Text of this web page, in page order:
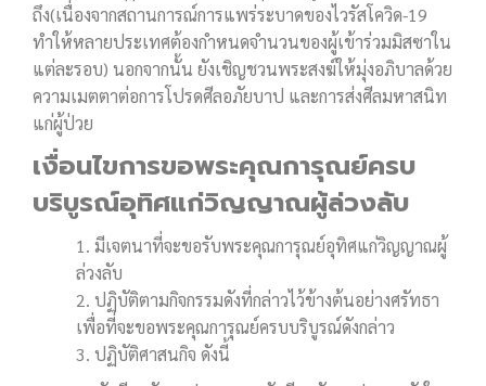
ถึง(เนื่องจากสถานการณ์การแพร่ระบาดของไวรัสโควิด-19
ทำให้หลายประเทศต้องกำหนดจำนวนของผู้เข้าร่วมมิสซาใน
แต่ละรอบ) นอกจากนั้น ยังเชิญชวนพระสงฆ์ให้มุ่งอภิบาลด้วย
ความเมตตาต่อการโปรดศีลอภัยบาป และการส่งศีลมหาสนิท
แก่ผู้ป่วย
เงื่อนไขการขอพระคุณการุณย์ครบ
บริบูรณ์อุทิศแก่วิญญาณผู้ล่วงลับ
1. มีเจตนาที่จะขอรับพระคุณการุณย์อุทิศแก่วิญญาณผู้
ล่วงลับ
2. ปฏิบัติตามกิจกรรมดังที่กล่าวไว้ข้างต้นอย่างศรัทธา
เพื่อที่จะขอพระคุณการุณย์ครบบริบูรณ์ดังกล่าว
3. ปฏิบัติศาสนกิจ ดังนี้